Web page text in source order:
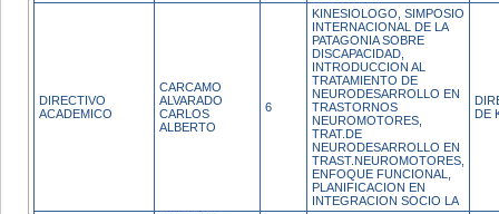
DIRECTIVO
ACADEMICO
CARCAMO
ALVARADO
CARLOS
ALBERTO
6
KINESIOLOGO, SIMPOSIO
INTERNACIONAL DE LA
PATAGONIA SOBRE
DISCAPACIDAD,
INTRODUCCION AL
TRATAMIENTO DE
NEURODESARROLLO EN
TRASTORNOS
NEUROMOTORES,
TRAT.DE
NEURODESARROLLO EN
TRAST.NEUROMOTORES,
ENFOQUE FUNCIONAL,
PLANIFICACION EN
INTEGRACION SOCIO LA
DE